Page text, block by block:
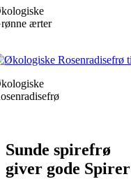
ærter
Sunde spirefrø
giver gode Spirer